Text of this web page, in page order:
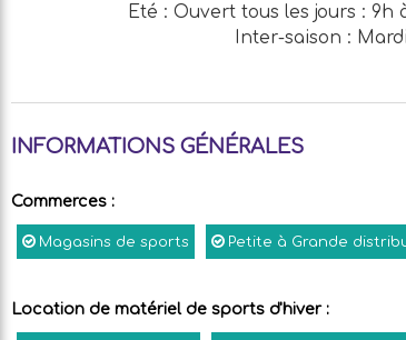
Eté : Ouvert tous les jours : 9h
Inter-saison :
INFORMATIONS GÉNÉRALES
Commerces :
Magasins de sports Petite à Grande
Location de matériel de sports d'hiver :